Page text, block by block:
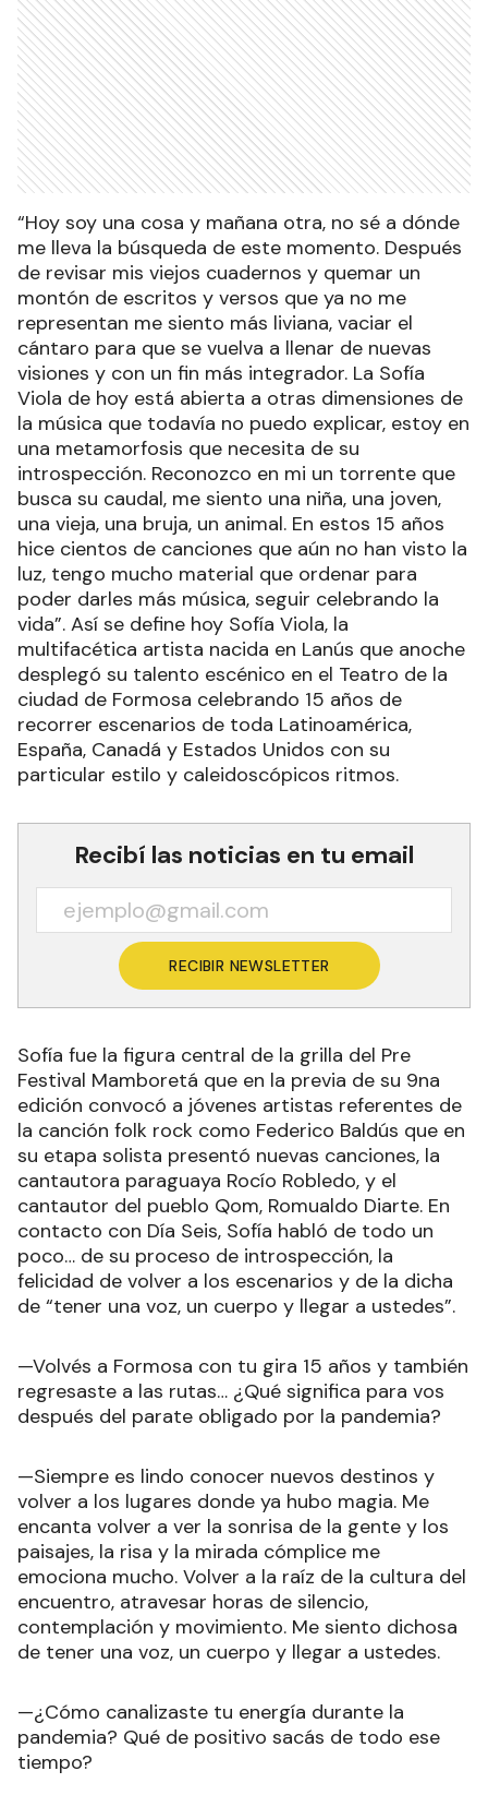
“Hoy soy una cosa y mañana otra, no sé a dónde
me lleva la búsqueda de este momento. Después
de revisar mis viejos cuadernos y quemar un
montón de escritos y versos que ya no me
representan me siento más liviana, vaciar el
cántaro para que se vuelva a llenar de nuevas
visiones y con un fin más integrador. La Sofía
Viola de hoy está abierta a otras dimensiones de
la música que todavía no puedo explicar, estoy en
una metamorfosis que necesita de su
introspección. Reconozco en mi un torrente que
busca su caudal, me siento una niña, una joven,
una vieja, una bruja, un animal. En estos 15 años
hice cientos de canciones que aún no han visto la
luz, tengo mucho material que ordenar para
poder darles más música, seguir celebrando la
vida”. Así se define hoy Sofía Viola, la
multifacética artista nacida en Lanús que anoche
desplegó su talento escénico en el Teatro de la
ciudad de Formosa celebrando 15 años de
recorrer escenarios de toda Latinoamérica,
España, Canadá y Estados Unidos con su
particular estilo y caleidoscópicos ritmos.
Recibí las noticias en tu email
RECIBIR NEWSLETTER
Sofía fue la figura central de la grilla del Pre
Festival Mamboretá que en la previa de su 9na
edición convocó a jóvenes artistas referentes de
la canción folk rock como Federico Baldús que en
su etapa solista presentó nuevas canciones, la
cantautora paraguaya Rocío Robledo, y el
cantautor del pueblo Qom, Romualdo Diarte. En
contacto con Día Seis, Sofía habló de todo un
poco… de su proceso de introspección, la
felicidad de volver a los escenarios y de la dicha
de “tener una voz, un cuerpo y llegar a ustedes”.
—Volvés a Formosa con tu gira 15 años y también
regresaste a las rutas… ¿Qué significa para vos
después del parate obligado por la pandemia?
—Siempre es lindo conocer nuevos destinos y
volver a los lugares donde ya hubo magia. Me
encanta volver a ver la sonrisa de la gente y los
paisajes, la risa y la mirada cómplice me
emociona mucho. Volver a la raíz de la cultura del
encuentro, atravesar horas de silencio,
contemplación y movimiento. Me siento dichosa
de tener una voz, un cuerpo y llegar a ustedes.
—¿Cómo canalizaste tu energía durante la
pandemia? Qué de positivo sacás de todo ese
tiempo?